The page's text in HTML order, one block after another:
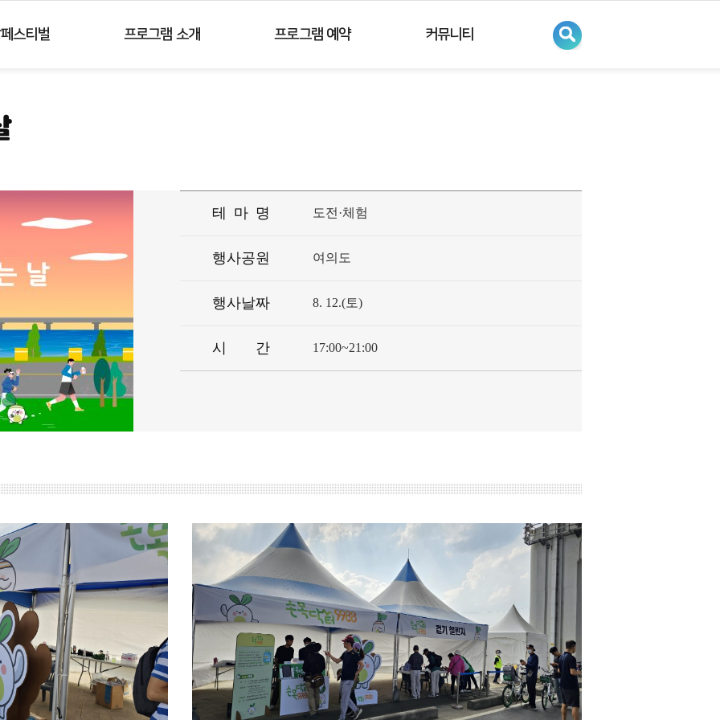
스티벌 프로그램 소개 프로그램 예약 커뮤니티
테 마 명 도전·체험
행사공원 여의도
행사날짜 8. 12.(토)
시 간 17:00~21:00